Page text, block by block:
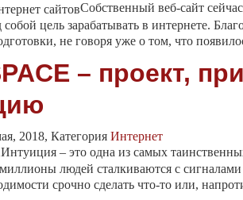
Собственный веб-сайт
собой цель зарабатывать в интернете.
не говоря уже о том, что
– проект,
2018, Категория Интернет
Интуиция – это одна из самых
людей сталкиваются с
срочно сделать что-то или,